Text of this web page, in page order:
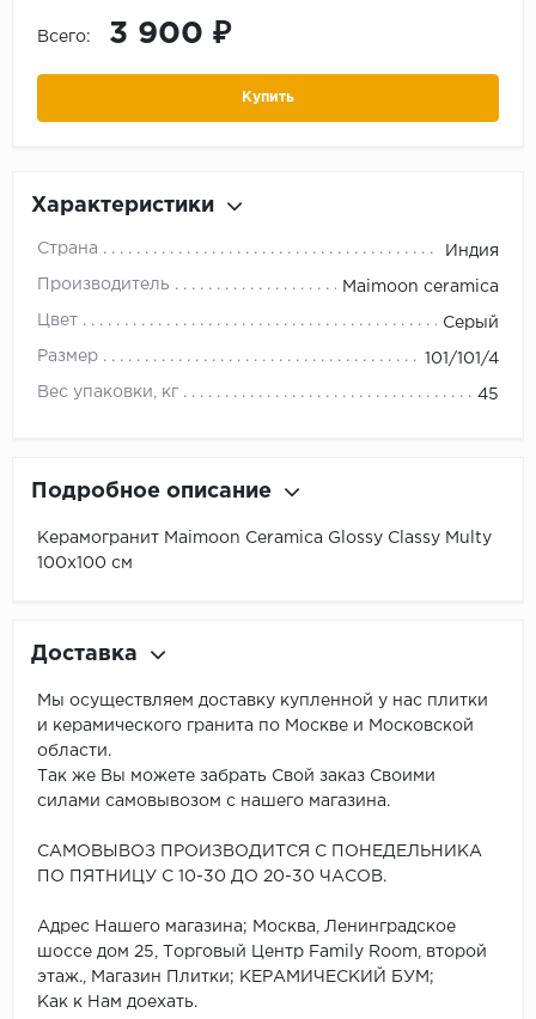
Всего: 3 900 ₽
Купить
Характеристики
Страна Индия
Производитель Maimoon ceramica
Цвет Серый
Размер 101/101/4
Вес упаковки, кг 45
Подробное описание
Керамогранит Maimoon Ceramica Glossy Classy Multy
100х100 см
Доставка
Мы осуществляем доставку купленной у нас плитки
и керамического гранита по Москве и Московской
области.
Так же Вы можете забрать Свой заказ Своими
силами самовывозом с нашего магазина.
САМОВЫВОЗ ПРОИЗВОДИТСЯ С ПОНЕДЕЛЬНИКА
ПО ПЯТНИЦУ С 10-30 ДО 20-30 ЧАСОВ.
Адрес Нашего магазина; Москва, Ленинградское
шоссе дом 25, Торговый Центр Family Room, второй
этаж., Магазин Плитки; КЕРАМИЧЕСКИЙ БУМ;
Как к Нам доехать.